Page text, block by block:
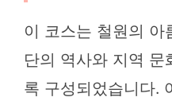
이 코스는 철원의 아
단의 역사와 지역 문
록 구성되었습니다.